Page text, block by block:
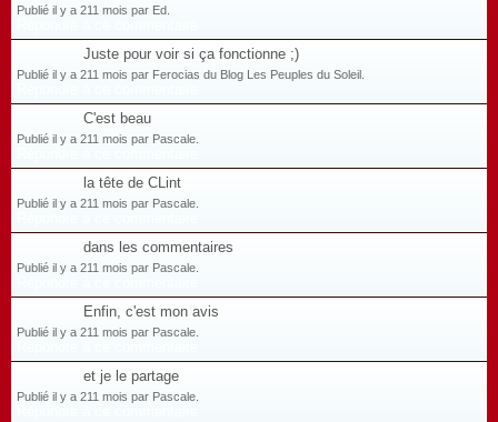
Publié il y a 211 mois par Ed.
Juste pour voir si ça fonctionne ;)
Publié il y a 211 mois par Ferocias du Blog Les Peuples du Soleil.
C'est beau
Publié il y a 211 mois par Pascale.
la tête de CLint
Publié il y a 211 mois par Pascale.
dans les commentaires
Publié il y a 211 mois par Pascale.
Enfin, c'est mon avis
Publié il y a 211 mois par Pascale.
et je le partage
Publié il y a 211 mois par Pascale.